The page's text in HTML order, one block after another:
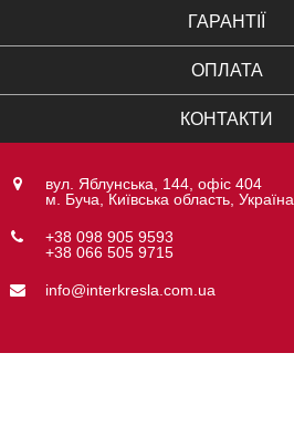
ГАРАНТІЇ
ОПЛАТА
КОНТАКТИ
вул. Яблунська, 144, офіс 404
м. Буча, Київська область, Україна
+38 098 905 9593
+38 066 505 9715
info@interkresla.com.ua